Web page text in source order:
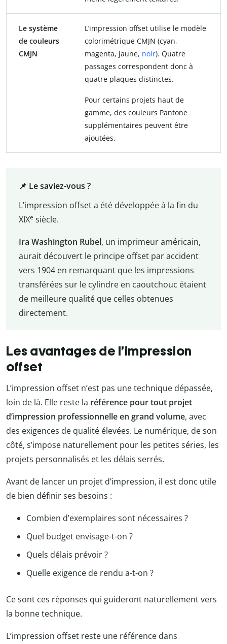
Le système
de couleurs
CMJN
L’impression offset utilise le modèle
colorimétrique CMJN (cyan,
magenta, jaune, noir). Quatre
passages correspondent donc à
quatre plaques distinctes.
Pour certains projets haut de
gamme, des couleurs Pantone
supplémentaires peuvent être
ajoutées.
📌 Le saviez-vous ?
L’impression offset a été développée à la fin du
XIXe siècle.
Ira Washington Rubel, un imprimeur américain,
aurait découvert le principe offset par accident
vers 1904 en remarquant que les impressions
transférées sur le cylindre en caoutchouc étaient
de meilleure qualité que celles obtenues
directement.
Les avantages de l’impression
offset
L’impression offset n’est pas une technique dépassée,
loin de là. Elle reste la référence pour tout projet
d’impression professionnelle en grand volume, avec
des exigences de qualité élevées. Le numérique, de son
côté, s’impose naturellement pour les petites séries, les
projets personnalisés et les délais serrés.
Avant de lancer un projet d’impression, il est donc utile
de bien définir ses besoins :
Combien d’exemplaires sont nécessaires ?
Quel budget envisage-t-on ?
Quels délais prévoir ?
Quelle exigence de rendu a-t-on ?
Ce sont ces réponses qui guideront naturellement vers
la bonne technique.
L’impression offset reste une référence dans